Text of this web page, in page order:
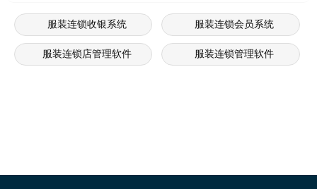
服装连锁收银系统 服装连锁会员系统
服装连锁店管理软件 服装连锁管理软件